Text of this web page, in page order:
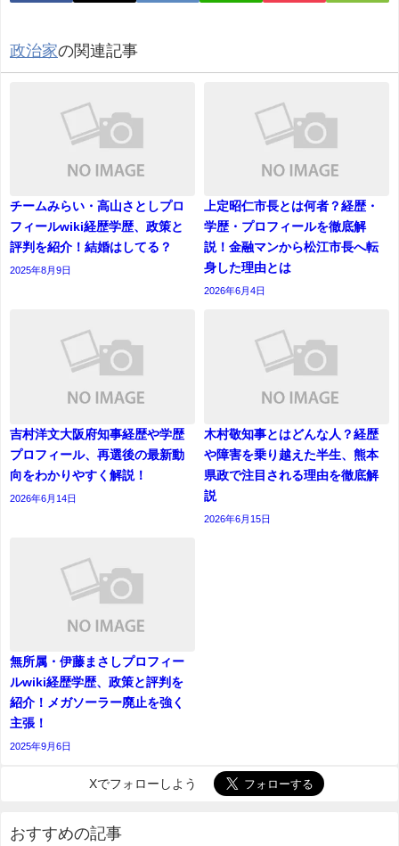
政治家の関連記事
チームみらい・高山さとしプロ
フィールwiki経歴学歴、政策と
評判を紹介！結婚はしてる？
2025年8月9日
上定昭仁市長とは何者？経歴・
学歴・プロフィールを徹底解
説！金融マンから松江市長へ転
身した理由とは
2026年6月4日
吉村洋文大阪府知事経歴や学歴
プロフィール、再選後の最新動
向をわかりやすく解説！
2026年6月14日
木村敬知事とはどんな人？経歴
や障害を乗り越えた半生、熊本
県政で注目される理由を徹底解
説
2026年6月15日
無所属・伊藤まさしプロフィー
ルwiki経歴学歴、政策と評判を
紹介！メガソーラー廃止を強く
主張！
2025年9月6日
Xでフォローしよう
おすすめの記事